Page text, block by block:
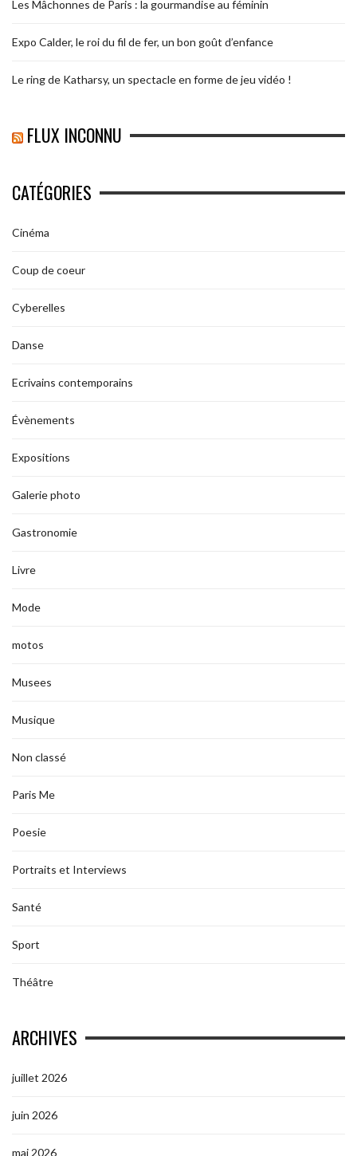
Les Mâchonnes de Paris : la gourmandise au féminin
Expo Calder, le roi du fil de fer, un bon goût d’enfance
Le ring de Katharsy, un spectacle en forme de jeu vidéo !
FLUX INCONNU
CATÉGORIES
Cinéma
Coup de coeur
Cyberelles
Danse
Ecrivains contemporains
Évènements
Expositions
Galerie photo
Gastronomie
Livre
Mode
motos
Musees
Musique
Non classé
Paris Me
Poesie
Portraits et Interviews
Santé
Sport
Théâtre
ARCHIVES
juillet 2026
juin 2026
mai 2026